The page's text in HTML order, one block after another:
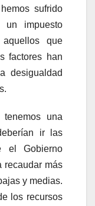
sufrido
impuesto
que
factores han
desigualdad
una
ir las
el Gobierno
recaudar más
y medias.
los recursos